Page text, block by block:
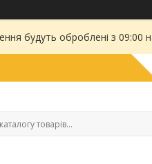
будуть оброблені з